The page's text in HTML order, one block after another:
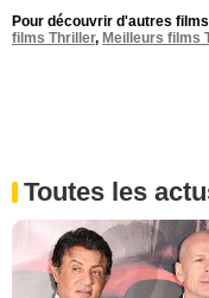
Pour découvrir d'autres
films Thriller, Meilleurs films
Toutes les